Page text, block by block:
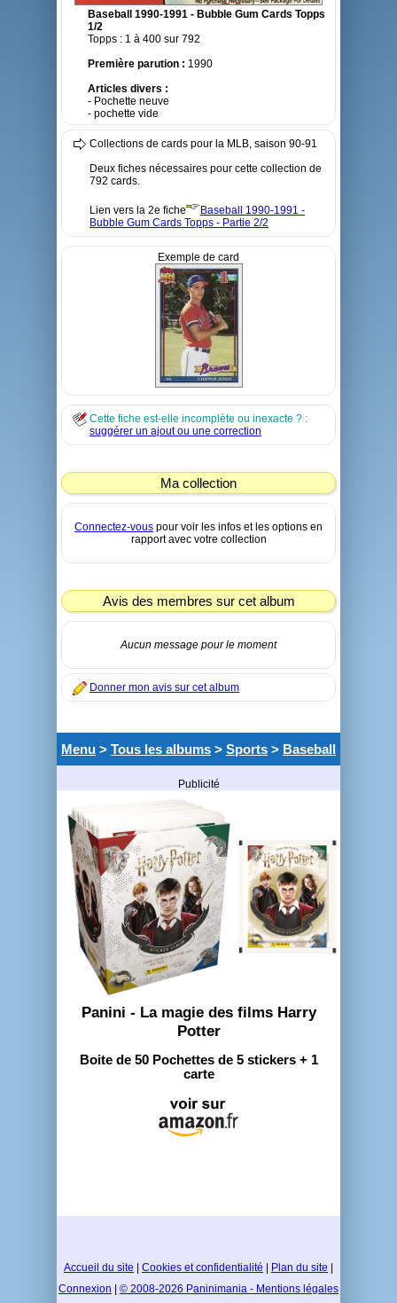
Baseball 1990-1991 - Bubble Gum Cards Topps
1/2
Topps : 1 à 400 sur 792
Première parution : 1990
Articles divers :
- Pochette neuve
- pochette vide
Collections de cards pour la MLB, saison 90-91
Deux fiches nécessaires pour cette collection de
792 cards.
Lien vers la 2e fiche
Baseball 1990-1991 -
Bubble Gum Cards Topps - Partie 2/2
Exemple de card
Cette fiche est-elle incomplète ou inexacte ? :
suggérer un ajout ou une correction
Ma collection
Connectez-vous pour voir les infos et les options en
rapport avec votre collection
Avis des membres sur cet album
Aucun message pour le moment
Donner mon avis sur cet album
Menu > Tous les albums > Sports > Baseball
Publicité
Panini - La magie des films Harry
Potter
Boite de 50 Pochettes de 5 stickers + 1
carte
Accueil du site Cookies et confidentialité Plan du site
Connexion
© 2008-2026 Paninimania - Mentions légales